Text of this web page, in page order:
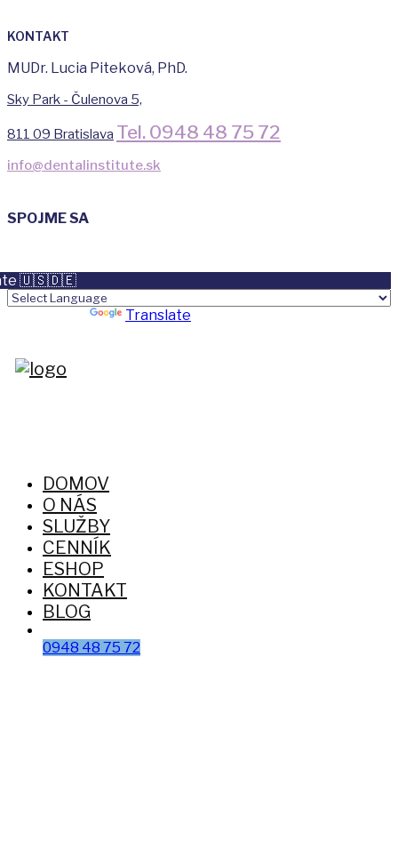
KONTAKT
MUDr. Lucia Piteková, PhD.
Sky Park - Čulenova 5,
811 09 Bratislava Tel. 0948 48 75 72
info@dentalinstitute.sk
SPOJME SA
🇺🇸🇩🇪
Translate
DOMOV
O NÁS
SLUŽBY
CENNÍK
ESHOP
KONTAKT
BLOG
0948 48 75 72